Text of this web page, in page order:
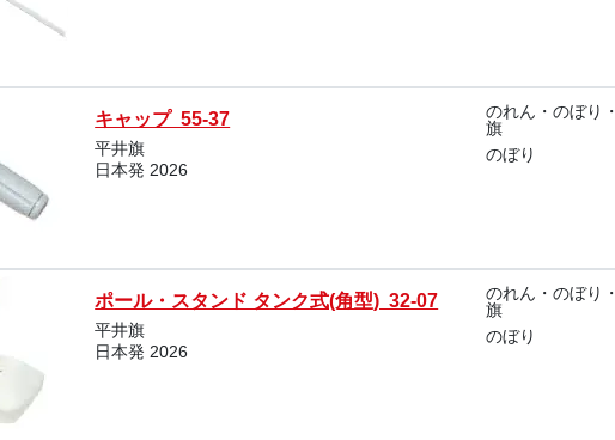
キャップ 55-37
平井旗
日本発 2026
のれん・のぼり・
旗
のぼり
ポール・スタンド タンク式(角型) 32-07
平井旗
日本発 2026
のれん・のぼり・
旗
のぼり